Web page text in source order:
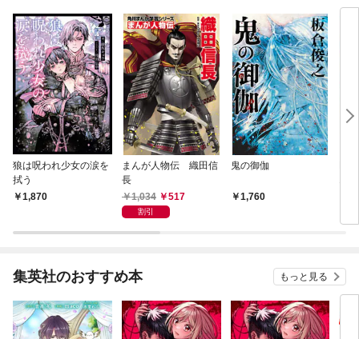
狼は呪われ少女の涙を
拭う
1,870
まんが人物伝 織田信
長
1,034
517
割引
鬼の御伽
1,760
集英社のおすすめ本 もっと見る